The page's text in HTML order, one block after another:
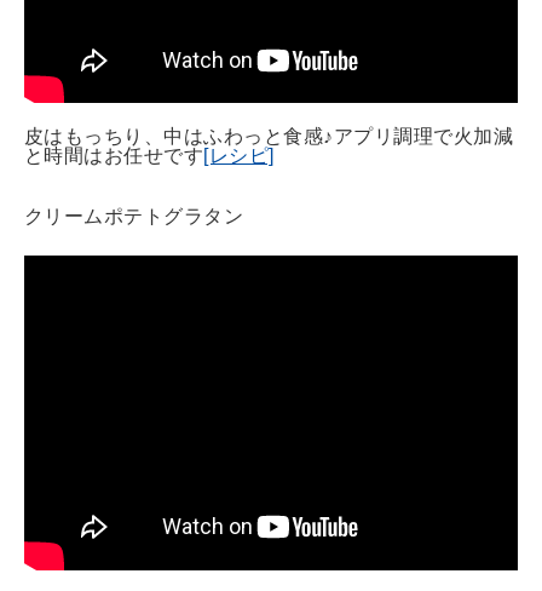
皮はもっちり、中はふわっと食感♪アプリ調理で火加減
と時間はお任せです[レシピ]
クリームポテトグラタン